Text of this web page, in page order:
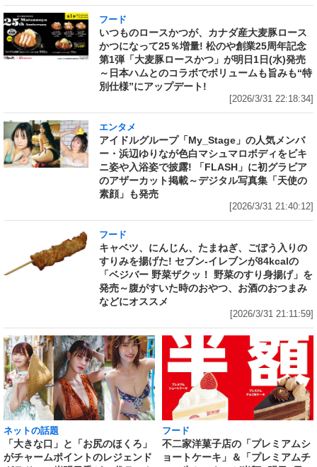
フード
いつものロースかつが、カナダ産大麦豚ロース
かつになって25％増量! 松のや創業25周年記念
第1弾「大麦豚ロースかつ」が明日1日(水)発売
～日本ハムとのコラボでボリュームも旨みも“特
別仕様”にアップデート!
[2026/3/31 22:18:34]
エンタメ
アイドルグループ「My_Stage」の人気メンバ
ー・浜辺ゆりなが色白マシュマロボディをビキ
ニ姿や入浴姿で披露! 「FLASH」に初グラビア
のアザーカット掲載～デジタル写真集「天使の
素顔」も発売
[2026/3/31 21:40:12]
フード
キャベツ、にんじん、たまねぎ、ごぼう入りの
すりみを揚げた! セブン‐イレブンが84kcalの
「ベジバー 野菜ザクッ！ 野菜のすり身揚げ」を
発売～腹がすいた時のおやつ、お酒のおつまみ
などにオススメ
[2026/3/31 21:11:59]
ネットの話題
「大きな口」と「お尻のほくろ」
がチャームポイントのレジェンド
フード
不二家洋菓子店の「プレミアムシ
ョートケーキ」＆「プレミアムチ